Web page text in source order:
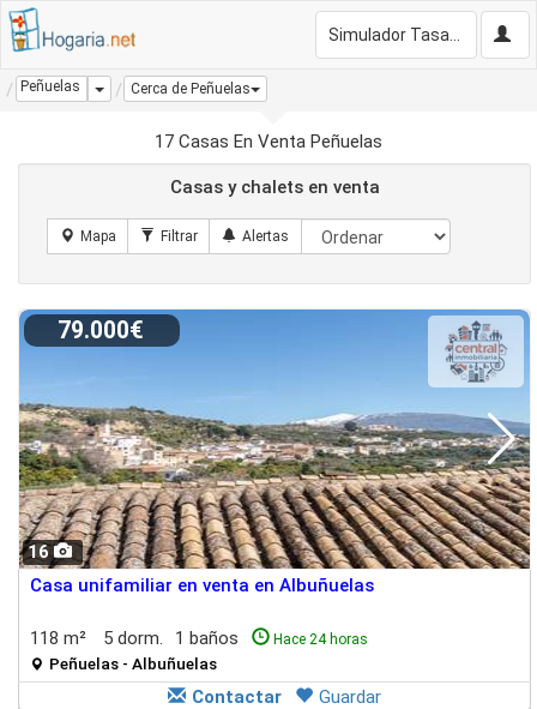
Peñuelas Dropdown
Cerca de Peñuelas
17 Casas En Venta Peñuelas
Casas y chalets en venta
16
79.000€
Casa unifamiliar en venta en Albuñuelas
118 m² 5 dorm. 1 baños Hace 24 horas
Peñuelas - Albuñuelas
Contactar Guardar